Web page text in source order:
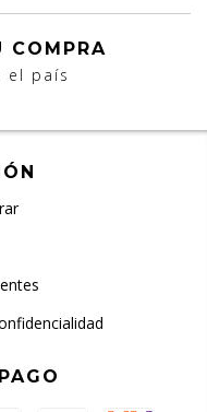
COMPRA
el país